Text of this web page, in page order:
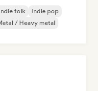
folk
Indie pop
/ Heavy metal